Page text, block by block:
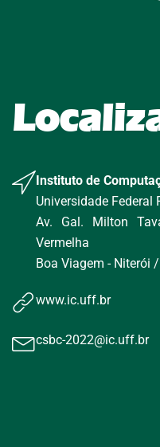
Instituto de
Universidade Federal
Av. Gal. Milton
Vermelha
Boa Viagem - Niterói
www.ic.uff.br
csbc-2022@ic.uff.br